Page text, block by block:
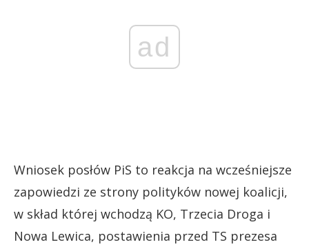
ad
Wniosek posłów PiS to reakcja na wcześniejsze
zapowiedzi ze strony polityków nowej koalicji,
w skład której wchodzą KO, Trzecia Droga i
Nowa Lewica, postawienia przed TS prezesa